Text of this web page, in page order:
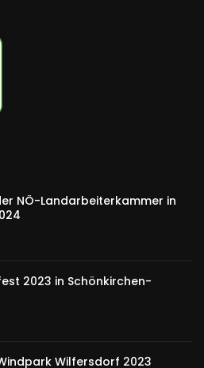
NÖ-Landarbeiterkammer in
2023 in Schönkirchen-
Wilfersdorf 2023